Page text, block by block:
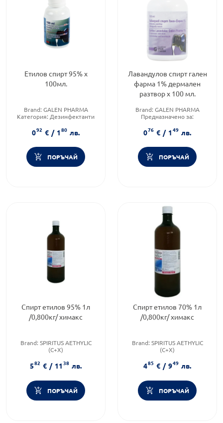
Етилов спирт 95% х
100мл.
Brand: GALEN PHARMA
Категория: Дезинфектанти
092 € / 180 лв.
ПОРЪЧАЙ
Лавандулов спирт гален
фарма 1% дермален
разтвор х 100 мл.
Brand: GALEN PHARMA
Предназначено за:
Приложение:дермално
076 € / 149 лв.
ПОРЪЧАЙ
Спирт етилов 95% 1л
/0,800кг/ химакс
Brand: SPIRITUS AETHYLIC
(C+X)
Форма на продукта:разтвор
582 € / 1138 лв.
ПОРЪЧАЙ
Спирт етилов 70% 1л
/0,800кг/ химакс
Brand: SPIRITUS AETHYLIC
(C+X)
(C+X)
Категория: Дезинфектанти
485 € / 949 лв.
ПОРЪЧАЙ